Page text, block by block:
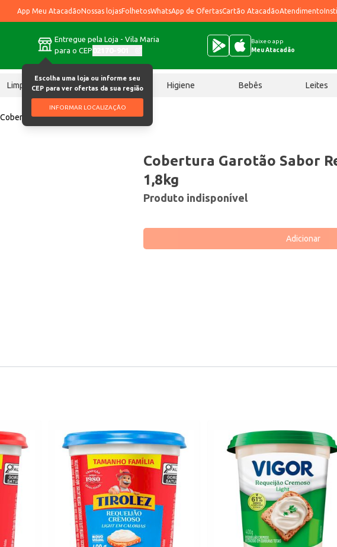
App Meu AtacadãoNossas lojasFolhetosWhatsApp de OfertasCartão AtacadãoAtendimento
Entregue pela Loja - Vila Maria
para o CEP
Escolha uma loja ou informe seu
CEP para ver ofertas da sua região
INFORMAR LOCALIZAÇÃO
Baixe o app
Meu Atacadão
Limpeza Chocolates Higiene Bebês Leites
Cobertura Garotão Sabor Requeijão 1,8kg
Cobertura Garotão Sabor
1,8kg
Produto indisponível
Adicionar